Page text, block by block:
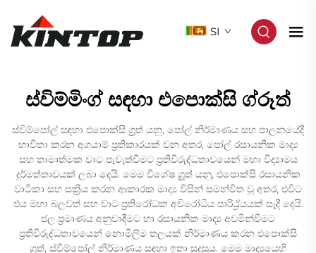
SI
ස්විම්මිංග් සඳහා එපොක්සි ග්රූත්
ස්විම්පෝල් සඳහා එපොක්සි ග්‍රූත් යනු, පෝල් නිර්මාණය සහ පාලනයේදී
භාවිතා කරන අගයාම් ප්‍රතිකාරයක් වන අතර, පෝල් රසායනික මාද්‍ය
සහ තාමාත්මක වාට පැවැත්වීමට ප්‍රතිවිරුද්ධතාවයෙන් මහා විද්‍යාමය
දුර්මත්තාවයක් ලබා දෙයි. මෙම විශේෂ ග්‍රූත් යනු, එපොක්සි රසායනික
වාටිකා සහ සක්‍රිය කරන ආකාරක මාද්‍ය විසින් සමන්විත වූ අතර, එවිට
එය මහා බලවත් සහ වාට ප්‍රතිරෝධක අවිරෝධීය පාරිඨ්‍ර්‍යයක් සෑදී දෙයි.
ජල ප්‍රමාණය අනුවාදීමට හා රසායනික මාද්‍ය අවමින්වීමට
ප්‍රතිවිරුද්ධතාවයෙන් නොමිලිම තලයක් නිර්මාණය කරන එපොක්සි
ග්‍රූත්, ස්විම්පෝල් නිර්මාණය සඳහා ඉතා සුදුසුය. මෙම මාද්‍යයෙහි